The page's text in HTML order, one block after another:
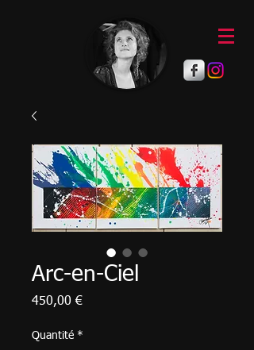
Arc-en-Ciel
450,00 €Prix
Quantité *